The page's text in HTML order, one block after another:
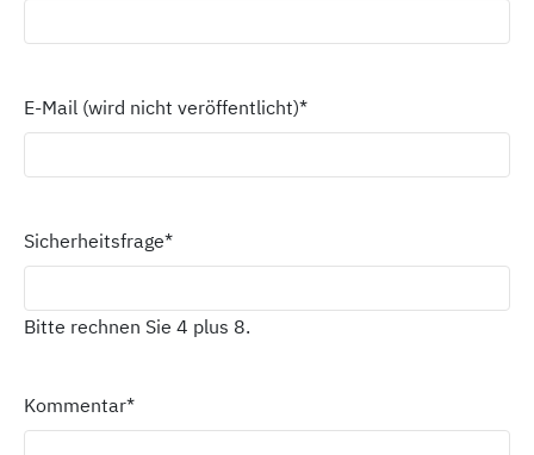
E-Mail (wird nicht veröffentlicht)*
Sicherheitsfrage*
Bitte rechnen Sie 4 plus 8.
Kommentar*